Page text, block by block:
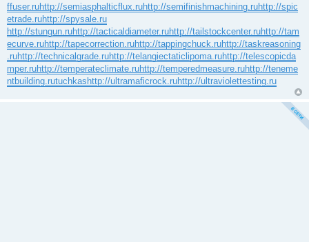
ffuser.ruhttp://semiasphalticflux.ruhttp://semifinishmachining.ruhttp://spic
etrade.ruhttp://spysale.ru
http://stungun.ruhttp://tacticaldiameter.ruhttp://tailstockcenter.ruhttp://tam
ecurve.ruhttp://tapecorrection.ruhttp://tappingchuck.ruhttp://taskreasoning
.ruhttp://technicalgrade.ruhttp://telangiectaticlipoma.ruhttp://telescopicda
mper.ruhttp://temperateclimate.ruhttp://temperedmeasure.ruhttp://teneme
ntbuilding.rutuchkashttp://ultramaficrock.ruhttp://ultraviolettesting.ru